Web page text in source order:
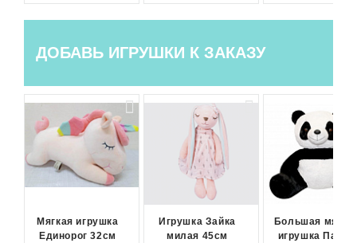
ДОБАВЬ ИГРУШКИ К ЗАКАЗУ
Мягкая игрушка
Единорог 32см
Игрушка Зайка
милая 45см
Большая
игрушка Панда